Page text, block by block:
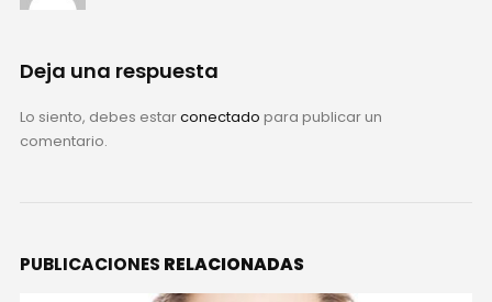
Deja una respuesta
Lo siento, debes estarconectado para publicar un
comentario.
PUBLICACIONES RELACIONADAS